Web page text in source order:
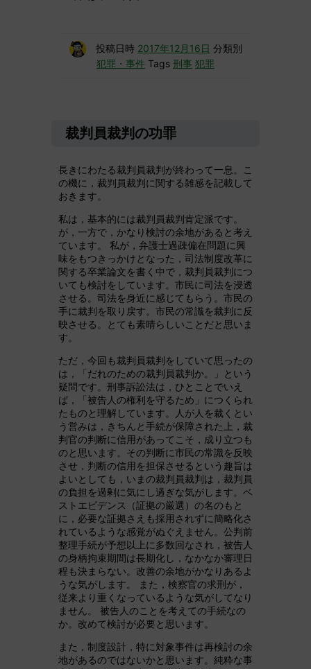
投稿日時 2017年12月16日 分類別
犯罪・事件 Tags 刑事 犯罪
裁判員裁判の功罪
長きにわたる裁判員裁判が終わって一息。こ
の機に，裁判員裁判に関する雑感を記載して
おきます。
私は，基本的には裁判員裁判肯定派です。
が，一方で，かなり検討の余地があると考え
ています。 私が，弁護士過疎偏在問題に興
味をもつきっかけとなった，司法制度改革に
関する卒業論文を書く中で，裁判員裁判につ
いても検討をしています。市民に司法を浸透
させる。司法を身近に感じてもらう。市民の
手に裁判を取り戻す。市民の常識を裁判に反
映させる。とても素晴らしいことだと思いま
す。
ただ，今回も裁判員裁判をしていて思ったの
は，「だれのための裁判員裁判か。」という
疑問です。刑事訴訟法は，ひとことでいえ
ば，「被告人の権利を守るため」につくられ
たものと理解しています。人が人を裁くとい
う営みは，きちんと手続が保障された上，裁
判官の判断に信用があってこそ，成り立つも
のと思います。その判断に市民の常識を反映
させ，判断の信用を担保させるという趣旨は
よいとしても，いまの裁判員裁判は，裁判員
の負担を過剰に気にし過ぎな気がします。ベ
ストエビデンス（証拠の厳選）の名のもと
に，必要な証拠さえも採用されずに簡略化さ
れているような感覚がぬぐえません。公判前
整理手続が予想以上に多数回なされ，被告人
の身柄拘束期間は長期化し，なかなか審理日
程も決まらない。改善の余地がかなりあるよ
うな気がします。 また，検察官の求刑が，
従来より重くなっているような気がしてなり
ません。 被告人のことを考えての手続なの
か。改めて検討が必要と思います。
また，制度設計，特に対象事件は再検討の余
地があるのではないかと思います。純粋な事